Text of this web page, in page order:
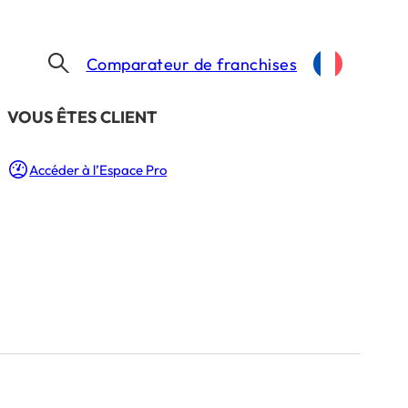
​VOUS ÊTES CLIENT
Accéder à l’Espace Pro
Comparateur de franchises